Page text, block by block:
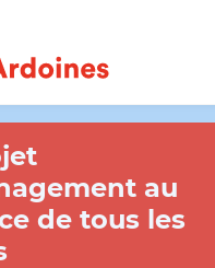
au
de tous les